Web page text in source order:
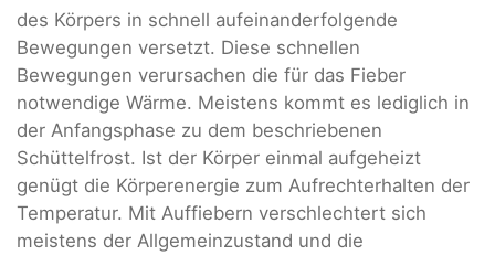
des Körpers in schnell aufeinanderfolgende
Bewegungen versetzt. Diese schnellen
Bewegungen verursachen die für das Fieber
notwendige Wärme. Meistens kommt es lediglich in
der Anfangsphase zu dem beschriebenen
Schüttelfrost. Ist der Körper einmal aufgeheizt
genügt die Körperenergie zum Aufrechterhalten der
Temperatur. Mit Auffiebern verschlechtert sich
meistens der Allgemeinzustand und die